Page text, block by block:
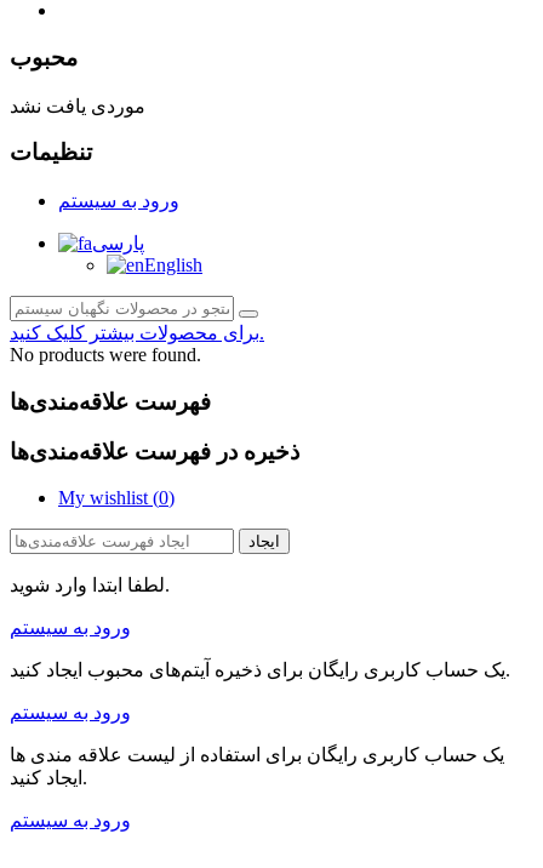
محبوب
موردی یافت نشد
تنظیمات
ورود به سیستم
پارسی
English
برای محصولات بیشتر کلیک کنید.
No products were found.
فهرست علاقه‌مندی‌ها
ذخیره در فهرست علاقه‌مندی‌ها
My wishlist (0)
ایجاد
لطفا ابتدا وارد شوید.
ورود به سیستم
یک حساب کاربری رایگان برای ذخیره آیتم‌های محبوب ایجاد کنید.
ورود به سیستم
یک حساب کاربری رایگان برای استفاده از لیست علاقه مندی ها
ایجاد کنید.
ورود به سیستم